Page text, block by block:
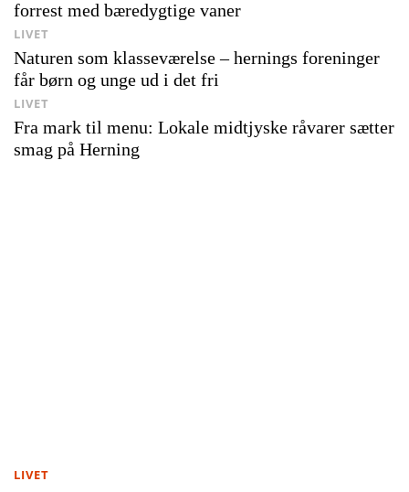
forrest med bæredygtige vaner
Naturen som klasseværelse – hernings foreninger
får børn og unge ud i det fri
LIVET
Fra mark til menu: Lokale midtjyske råvarer sætter
smag på Herning
LIVET
LIVET